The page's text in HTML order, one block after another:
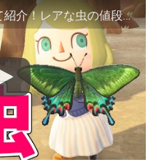
【あつ森】3月の虫を全て紹介！レアな虫の値段や捕まえ方をコンプしながら徹底解説！モルフォチョウやカラスアゲハが出ない理由も説明【あつまれどうぶつの森 攻略】